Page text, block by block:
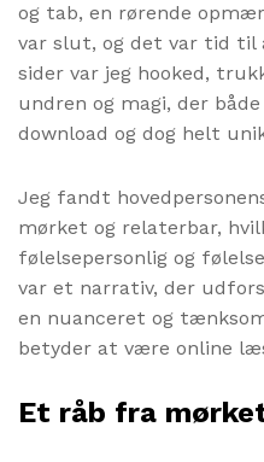
og tab, en rørende
var slut, og det var tid til
sider var jeg hooked,
undren og magi, der
download og dog helt
Jeg fandt
mørket og relaterbar,
følelsepersonlig og
var et narrativ, der
en nuanceret og
betyder at være online
Et råb fra